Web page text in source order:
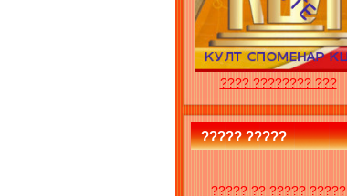
???? ???????? ???
????? ?????
????? ?? ????? ?????